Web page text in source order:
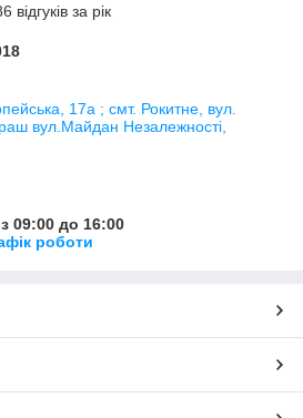
за рік
17а ; смт. Рокитне, вул.
вул.Майдан Незалежності,
09:00 до 16:00
роботи